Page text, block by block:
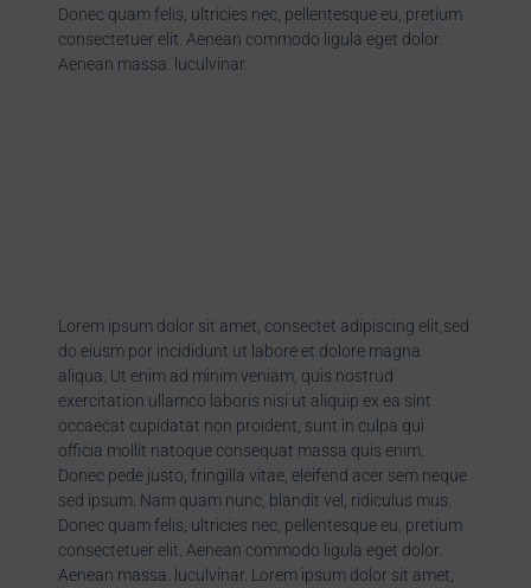
Donec quam felis, ultricies nec, pellentesque eu, pretium
consectetuer elit. Aenean commodo ligula eget dolor.
Aenean massa. luculvinar.
Lorem ipsum dolor sit amet, consectet adipiscing elit,sed
do eiusm por incididunt ut labore et dolore magna
aliqua. Ut enim ad minim veniam, quis nostrud
exercitation ullamco laboris nisi ut aliquip ex ea sint
occaecat cupidatat non proident, sunt in culpa qui
officia mollit natoque consequat massa quis enim.
Donec pede justo, fringilla vitae, eleifend acer sem neque
sed ipsum. Nam quam nunc, blandit vel, ridiculus mus.
Donec quam felis, ultricies nec, pellentesque eu, pretium
consectetuer elit. Aenean commodo ligula eget dolor.
Aenean massa. luculvinar. Lorem ipsum dolor sit amet,